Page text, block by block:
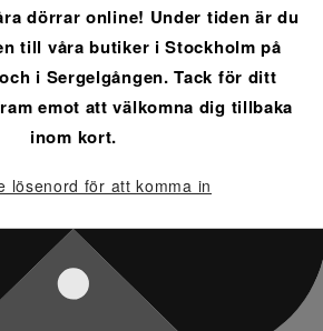
dörrar online! Under tiden är du
till våra butiker i Stockholm på
i Sergelgången. Tack för ditt
emot att välkomna dig tillbaka
inom kort.
lösenord för att komma in